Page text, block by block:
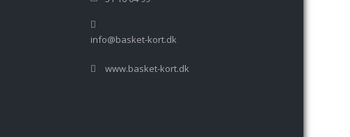
info@basket-kort.dk
www.basket-kort.dk